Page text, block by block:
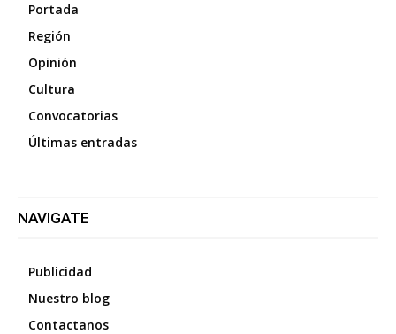
Portada
Región
Opinión
Cultura
Convocatorias
Últimas entradas
NAVIGATE
Publicidad
Nuestro blog
Contactanos